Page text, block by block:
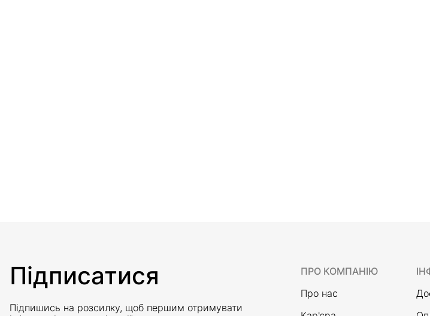
Підписатися
Підпишись на розсилку, щоб першим отримувати
ПРО КОМПАНІЮ
Про нас